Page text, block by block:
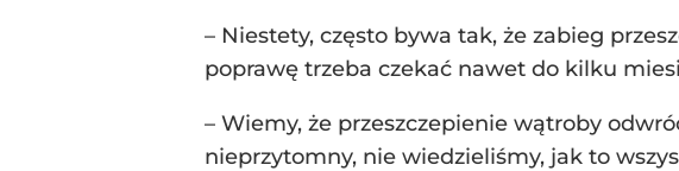
– Niestety, często bywa tak, że zabieg
poprawę trzeba czekać nawet do kilku
– Wiemy, że przeszczepienie wątroby
nieprzytomny, nie wiedzieliśmy, jak to